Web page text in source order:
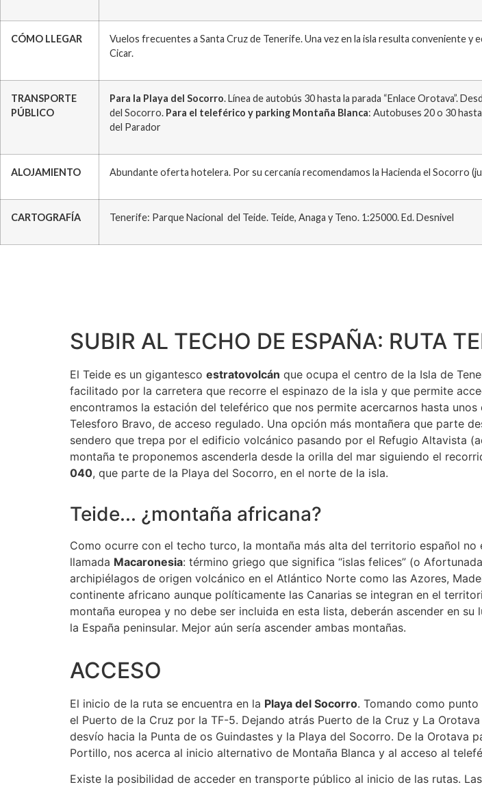
CÓMO LLEGAR
Vuelos frecuentes a Santa Cruz de Tenerife. Una vez en la isla resulta conveniente y
Cicar.
TRANSPORTE
PÚBLICO
Para la Playa del Socorro. Línea de autobús 30 hasta la parada “Enlace Orotava”.
del Socorro. Para el teleférico y parking Montaña Blanca: Autobuses 20 o 30
del Parador
ALOJAMIENTO Abundante oferta hotelera. Por su cercanía recomendamos la Hacienda el Socorro
CARTOGRAFÍA Tenerife: Parque Nacional del Teide. Teide, Anaga y Teno. 1:25000. Ed. Desnivel
SUBIR AL TECHO DE ESPAÑA: RUTA
El Teide es un gigantesco estratovolcán que ocupa el centro de la Isla de
facilitado por la carretera que recorre el espinazo de la isla y que permite
encontramos la estación del teleférico que nos permite acercarnos hasta
Telesforo Bravo, de acceso regulado. Una opción más montañera que parte
sendero que trepa por el edificio volcánico pasando por el Refugio Altavista
montaña te proponemos ascenderla desde la orilla del mar siguiendo el
040, que parte de la Playa del Socorro, en el norte de la isla.
Teide... ¿montaña africana?
Como ocurre con el techo turco, la montaña más alta del territorio español
llamada Macaronesia: término griego que significa “islas felices” (o
archipiélagos de origen volcánico en el Atlántico Norte como las Azores,
continente africano aunque políticamente las Canarias se integran en el
montaña europea y no debe ser incluida en esta lista, deberán ascender en su
la España peninsular. Mejor aún sería ascender ambas montañas.
ACCESO
El inicio de la ruta se encuentra en la Playa del Socorro. Tomando como
el Puerto de la Cruz por la TF-5. Dejando atrás Puerto de la Cruz y La
desvío hacia la Punta de os Guindastes y la Playa del Socorro. De la Orotava
Portillo, nos acerca al inicio alternativo de Montaña Blanca y al acceso al
Existe la posibilidad de acceder en transporte público al inicio de las rutas.